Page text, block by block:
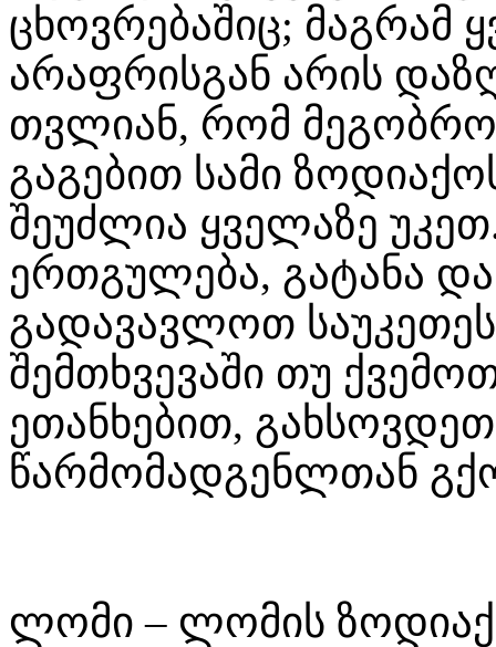
ცხოვრებაშიც; მაგრამ
არაფრისგან არის
თვლიან, რომ
გაგებით სამი
შეუძლია ყველაზე
ერთგულება, გატანა
გადავავლოთ
შემთხვევაში თუ
ეთანხებით, გახსოვდეთ
წარმომადგენლთან
ლომი – ლომის